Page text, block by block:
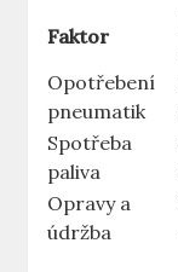
Faktor
Opotřebení
pneumatik
Spotřeba
paliva
Opravy a
údržba